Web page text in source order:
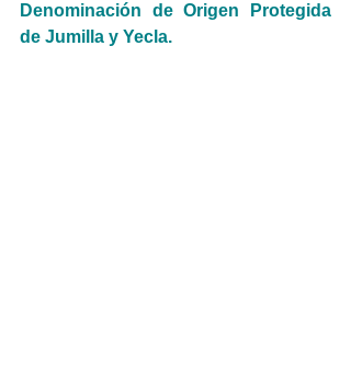
Denominación de Origen Protegida
de Jumilla y Yecla.